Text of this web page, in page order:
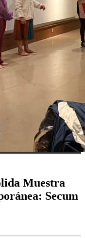
Muestra
Secum